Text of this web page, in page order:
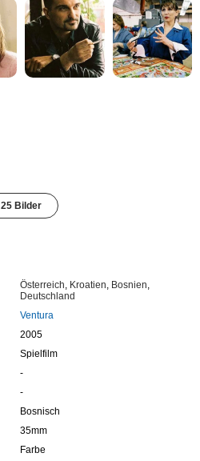
25 Bilder
Österreich, Kroatien, Bosnien,
Deutschland
Ventura
2005
Spielfilm
-
-
Bosnisch
35mm
Farbe